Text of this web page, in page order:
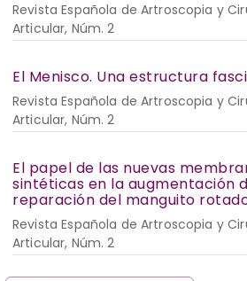
Revista Española de Artroscopia y
Articular, Núm. 2
El Menisco. Una estructura
Revista Española de Artroscopia y
Articular, Núm. 2
El papel de las nuevas
sintéticas en la augmentación
reparación del manguito
Revista Española de Artroscopia y
Articular, Núm. 2